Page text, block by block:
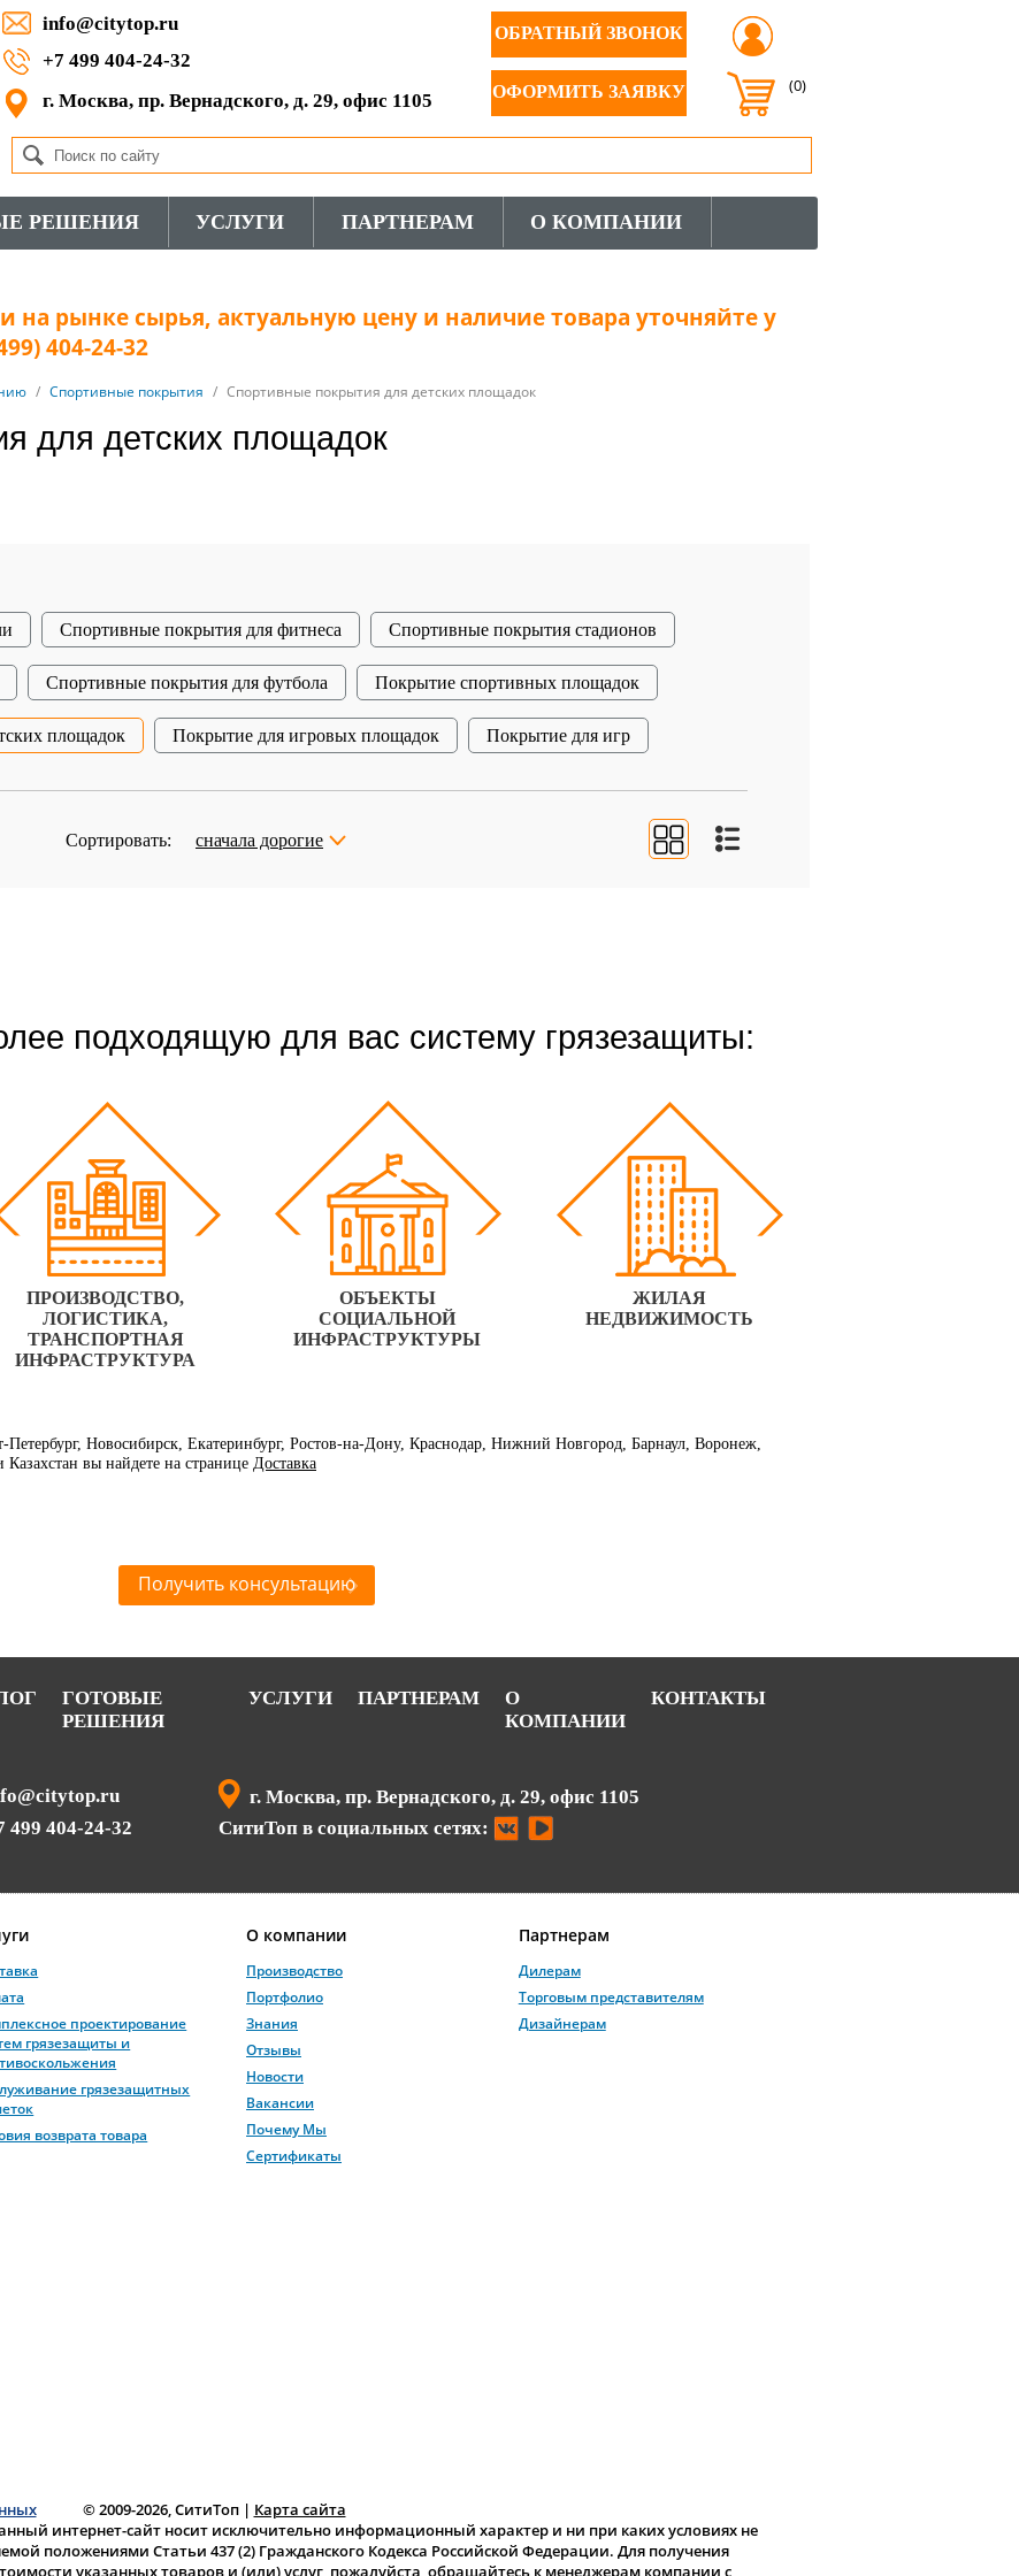
info@citytop.ru
+7 499 404-24-32
г. Москва, пр. Вернадского, д. 29, офис 1105
РЕШЕНИЯ УСЛУГИ ПАРТНЕРАМ О КОМПАНИИ
ОБРАТНЫЙ ЗВОНОК
ОФОРМИТЬ ЗАЯВКУ (0)
на рынке сырья, актуальную цену и наличие товара уточняйте у
404-24-32
/ Спортивные покрытия / Спортивные покрытия для детских площадок
для детских площадок
Спортивные покрытия для фитнеса Спортивные покрытия стадионов
Спортивные покрытия для футбола Покрытие спортивных площадок
площадок Покрытие для игровых площадок Покрытие для игр
Сортировать: сначала дорогие
подходящую для вас систему грязезащиты:
ПРОИЗВОДСТВО,
ЛОГИСТИКА,
ТРАНСПОРТНАЯ
ИНФРАСТРУКТУРА
ОБЪЕКТЫ
СОЦИАЛЬНОЙ
ИНФРАСТРУКТУРЫ
ЖИЛАЯ
НЕДВИЖИМОСТЬ
Петербург, Новосибирск, Екатеринбург, Ростов-на-Дону, Краснодар, Нижний Новгород, Барнаул, Воронеж,
вы найдете на странице Доставка
Получить консультацию
ГОТОВЫЕ
РЕШЕНИЯ
УСЛУГИ ПАРТНЕРАМ
О
КОМПАНИИ
КОНТАКТЫ
499 404-24-32
г. Москва, пр. Вернадского, д. 29, офис 1105
СитиТоп в социальных сетях:
проектирование
грязезащиты и
грязезащитных
возврата товара
О компании
Производство
Портфолио
Знания
Отзывы
Новости
Вакансии
Почему Мы
Сертификаты
Партнерам
Дилерам
Торговым представителям
Дизайнерам
© 2009-2026, СитиТоп | Карта сайта
интернет-сайт носит исключительно информационный характер и ни при каких условиях не
положениями Статьи 437 (2) Гражданского Кодекса Российской Федерации. Для получения
указанных товаров и (или) услуг, пожалуйста, обращайтесь к менеджерам компании с